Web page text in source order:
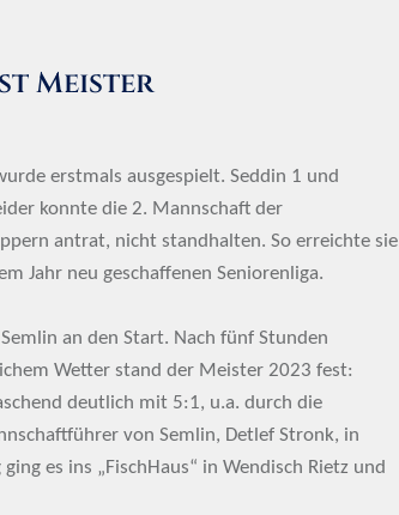
Meister
erstmals ausgespielt. Seddin 1 und
konnte die 2. Mannschaft der
antrat, nicht standhalten. So erreichte sie
Jahr neu geschaffenen Seniorenliga.
an den Start. Nach fünf Stunden
Wetter stand der Meister 2023 fest:
deutlich mit 5:1, u.a. durch die
von Semlin, Detlef Stronk, in
es ins „FischHaus“ in Wendisch Rietz und